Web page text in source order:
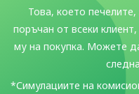
Това, което
поръчан от всеки
му на покупка. Можете
*Симулациите на